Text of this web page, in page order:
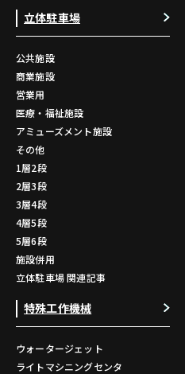
立体駐車場
公共施設
商業施設
営業用
医療・福祉施設
アミューズメント施設
その他
1層2段
2層3段
3層4段
4層5段
5層6段
施設併用
立体駐車場 関連記事
特殊工作機械
ウォータージェット
ライトマシニングセンタ